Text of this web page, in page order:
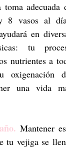
adecuada
8 vasos al
en
tu
nutrientes a
oxigenación
una vida
Mantener
tu vejiga se